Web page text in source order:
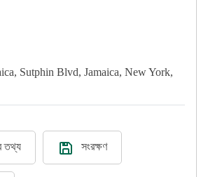
Sutphin Blvd, Jamaica, New York,
তথ্য সংরক্ষণ